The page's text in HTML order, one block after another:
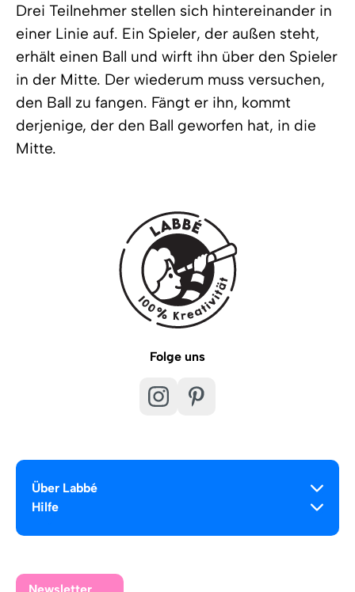
Drei Teilnehmer stellen sich hintereinander in
einer Linie auf. Ein Spieler, der außen steht,
erhält einen Ball und wirft ihn über den Spieler
in der Mitte. Der wiederum muss versuchen,
den Ball zu fangen. Fängt er ihn, kommt
derjenige, der den Ball geworfen hat, in die
Mitte.
Folge uns
Über Labbé
Hilfe